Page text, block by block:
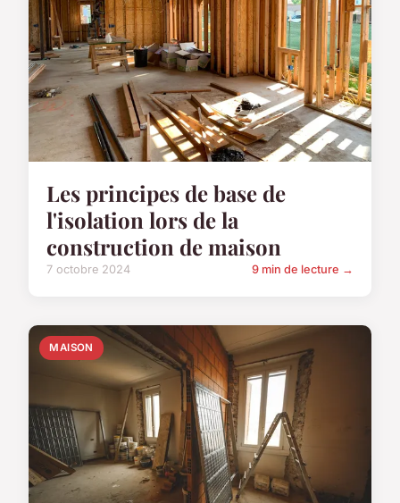
Les principes de base de
l'isolation lors de la
construction de maison
7 octobre 2024 9 min de lecture →
MAISON